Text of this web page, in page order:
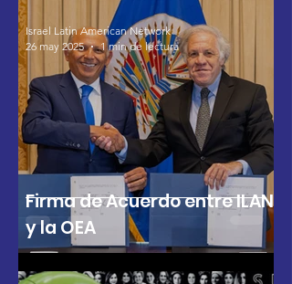
Firma de Acuerdo entre ILAN
y la OEA
Israel Latin American Network
26 may 2025
1 min de lectura